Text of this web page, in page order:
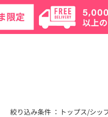
絞り込み条件 ： トップス/シッ